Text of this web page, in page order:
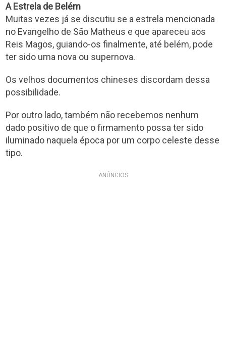
A Estrela de Belém
Muitas vezes já se discutiu se a estrela mencionada
no Evangelho de São Matheus e que apareceu aos
Reis Magos, guiando-os finalmente, até belém, pode
ter sido uma nova ou supernova.
Os velhos documentos chineses discordam dessa
possibilidade.
Por outro lado, também não recebemos nenhum
dado positivo de que o firmamento possa ter sido
iluminado naquela época por um corpo celeste desse
tipo.
ANÚNCIOS